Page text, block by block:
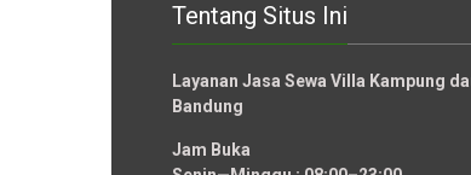
Tentang Situs Ini
Layanan Jasa Sewa Villa Kampung
Bandung
Jam Buka